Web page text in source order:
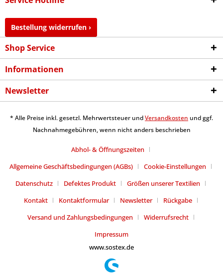
Bestellung widerrufen ›
Shop Service
Informationen
Newsletter
* Alle Preise inkl. gesetzl. Mehrwertsteuer undVersandkosten und ggf.
Nachnahmegebühren, wenn nicht anders beschrieben
Abhol- & Öffnungszeiten
Allgemeine Geschäftsbedingungen (AGBs)
Cookie-Einstellungen
Datenschutz
Defektes Produkt
Größen unserer Textilien
Kontakt
Kontaktformular Newsletter
Rückgabe
Versand und Zahlungsbedingungen
Widerrufsrecht
Impressum
www.sostex.de